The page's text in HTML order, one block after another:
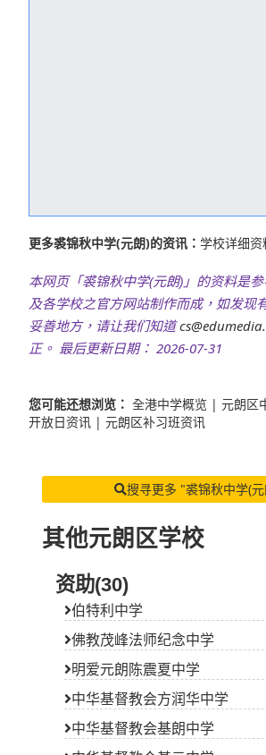
更多裘锦秋中学(元朗)的资讯： 学校详细资
本网页「裘锦秋中学(元朗)」的资料是
及各学校之官方网站制作而成，如发现
妥善地方，请让我们知道
正。 最后更新日期： 2026-07-31
您可能还想浏览： 全港中学概览 | 元朗区
开放日资讯 | 元朗区补习班资讯
搜寻更多 "裘锦秋中学(
其他元朗区学校
资助(30)
伯特利中学
佛教茂峰法师纪念中学
明爱元朗陈震夏中学
中华基督教会方润华中学
中华基督教会基朗中学